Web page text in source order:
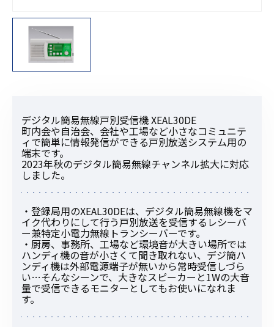
デジタル簡易無線戸別受信機 XEAL30DE
町内会や自治会、会社や工場など小さなコミュニテ
ィで簡単に情報発信ができる戸別放送システム用の
端末です。
2023年秋のデジタル簡易無線チャンネル拡大に対応
しました。
・登録局用のXEAL30DEは、デジタル簡易無線機をマ
イク代わりにして行う戸別放送を受信するレシーバ
ー兼特定小電力無線トランシーバーです。
・厨房、事務所、工場など環境音が大きい場所では
ハンディ機の音が小さくて聞き取れない、デジ簡ハ
ンディ機は外部電源端子が無いから常時受信しづら
い…そんなシーンで、大きなスピーカーと1Wの大音
量で受信できるモニターとしてもお使いになれま
す。